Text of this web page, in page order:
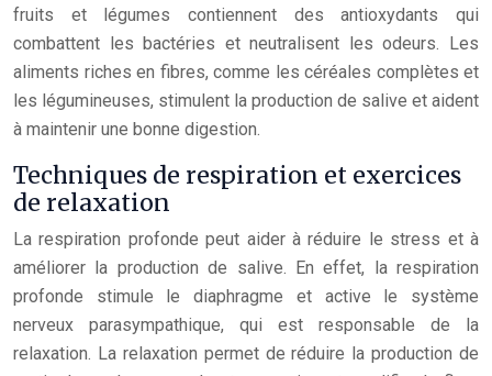
fruits et légumes contiennent des antioxydants qui
combattent les bactéries et neutralisent les odeurs. Les
aliments riches en fibres, comme les céréales complètes et
les légumineuses, stimulent la production de salive et aident
à maintenir une bonne digestion.
Techniques de respiration et exercices
de relaxation
La respiration profonde peut aider à réduire le stress et à
améliorer la production de salive. En effet, la respiration
profonde stimule le diaphragme et active le système
nerveux parasympathique, qui est responsable de la
relaxation. La relaxation permet de réduire la production de